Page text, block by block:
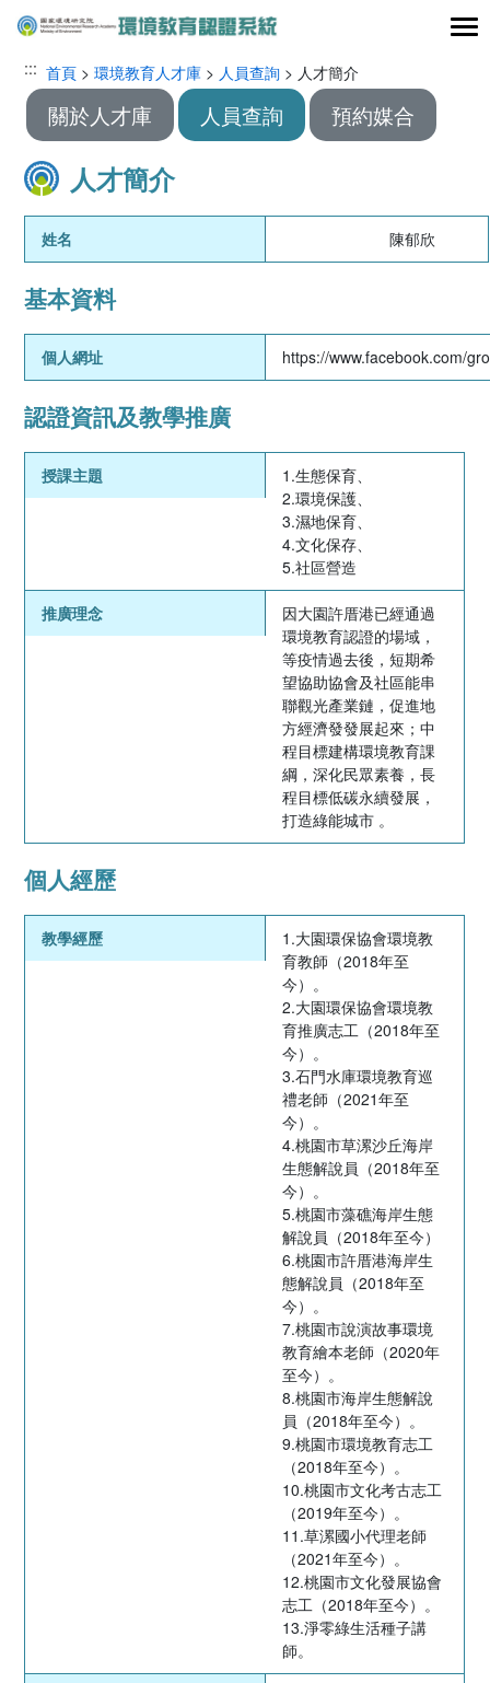
跳到主要內容區塊
:::
::: 首頁 >環境教育人才庫 > 人員查詢 > 人才簡介
關於人才庫 人員查詢 預約媒合
人才簡介
姓名 陳郁欣
基本資料
個人網址 https://www.facebook.com/
認證資訊及教學推廣
授課主題
1.生態保育、
2.環境保護、
3.濕地保育、
4.文化保存、
5.社區營造
推廣理念
因大園許厝港已經通過
環境教育認證的場域，
等疫情過去後，短期希
望協助協會及社區能串
聯觀光產業鏈，促進地
方經濟發發展起來；中
程目標建構環境教育課
綱，深化民眾素養，長
程目標低碳永續發展，
打造綠能城市 。
個人經歷
教學經歷
1.大園環保協會環境教
育教師（2018年至
今）。
2.大園環保協會環境教
育推廣志工（2018年至
今）。
3.石門水庫環境教育巡
禮老師（2021年至
今）。
4.桃園市草漯沙丘海岸
生態解說員（2018年至
今）。
5.桃園市藻礁海岸生態
解說員（2018年至今）
6.桃園市許厝港海岸生
態解說員（2018年至
今）。
7.桃園市說演故事環境
教育繪本老師（2020年
至今）。
8.桃園市海岸生態解說
員（2018年至今）。
9.桃園市環境教育志工
（2018年至今）。
10.桃園市文化考古志工
（2019年至今）。
11.草漯國小代理老師
（2021年至今）。
12.桃園市文化發展協會
志工（2018年至今）。
13.淨零綠生活種子講
師。